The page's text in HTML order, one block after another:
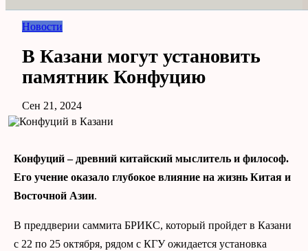
Новости
В Казани могут установить
памятник Конфуцию
Сен 21, 2024
Конфуций – древний китайский мыслитель и философ.
Его учение оказало глубокое влияние на жизнь Китая и
Восточной Азии.
В преддверии саммита БРИКС, который пройдет в Казани
с 22 по 25 октября, рядом с КГУ ожидается установка